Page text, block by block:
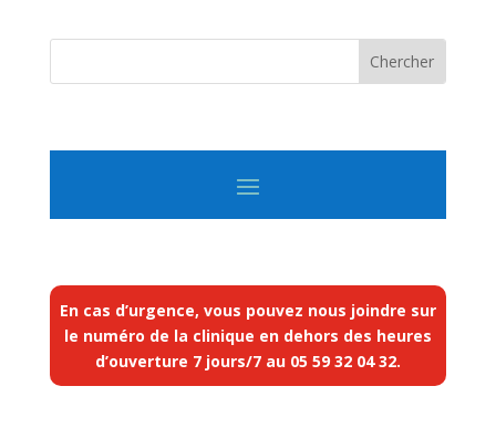
En cas d’urgence, vous pouvez nous joindre sur
le numéro de la clinique en dehors des heures
d’ouverture 7 jours/7 au 05 59 32 04 32.